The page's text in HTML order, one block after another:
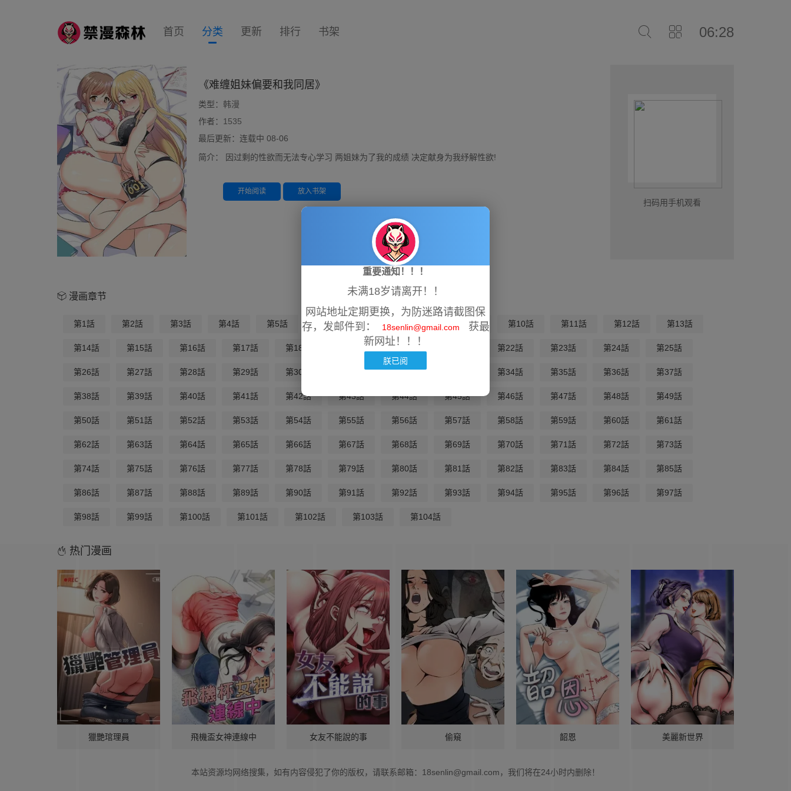
06:28
首页 分类 更新 排行 书架
《难缠姐妹偏要和我同居》
类型： 韩漫
作者： 1535
最后更新：连载中 08-06
简介：
因过剩的性欲而无法专心学习 两姐妹为了我的成绩 决定献身为我纾解性欲!
开始阅读 放入书架
扫码用手机观看
漫画章节
第1話 第2話 第3話 第4話 第5話 第6話 第7話 第8話 第9話 第10話 第11話 第12話 第13話
第14話 第15話 第16話 第17話 第18話 第20話 第22話 第23話 第24話 第25話
第26話 第27話 第28話 第29話 第30話 第32話 第34話 第35話 第36話 第37話
第38話 第39話 第40話 第41話 第42話 第43話 第44話 第45話 第46話 第47話 第48話 第49話
第50話 第51話 第52話 第53話 第54話 第55話 第56話 第57話 第58話 第59話 第60話 第61話
第62話 第63話 第64話 第65話 第66話 第67話 第68話 第69話 第70話 第71話 第72話 第73話
第74話 第75話 第76話 第77話 第78話 第79話 第80話 第81話 第82話 第83話 第84話 第85話
第86話 第87話 第88話 第89話 第90話 第91話 第92話 第93話 第94話 第95話 第96話 第97話
第98話 第99話 第100話 第101話 第102話 第103話 第104話
热门漫画
獵艷琯理員 飛機盃女神連線中 女友不能說的事 偷窺 韶恩 美麗新世界
本站资源均网络搜集，如有内容侵犯了你的版权，请联系邮箱： 18senlin@gmail.com，我们将在24小时内删除！
重要通知！！！
未满18岁请离开！！
网站地址定期更换，为防迷路请截图保
存，发邮件到：
18senlin@gmail.com
获最
新网址！！！
朕已阅